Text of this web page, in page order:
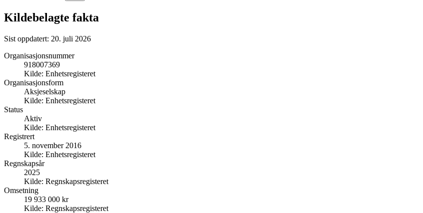
Kildebelagte fakta
Sist oppdatert: 20. juli 2026
Organisasjonsnummer
918007369
Kilde: Enhetsregisteret
Organisasjonsform
Aksjeselskap
Kilde: Enhetsregisteret
Status
Aktiv
Kilde: Enhetsregisteret
Registrert
5. november 2016
Kilde: Enhetsregisteret
Regnskapsår
2025
Kilde: Regnskapsregisteret
Omsetning
19 933 000 kr
Kilde: Regnskapsregisteret